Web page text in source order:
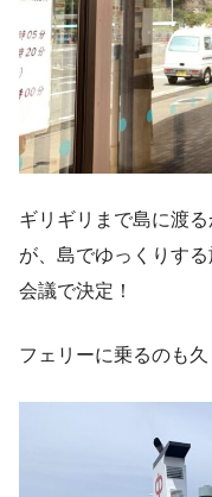
ギリギリまで島に渡
が、島でゆっくりす
会議で決定！
フェリーに乗るのも